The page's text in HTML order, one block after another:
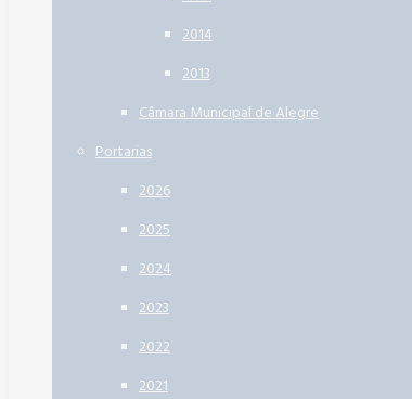
2014
2013
Câmara Municipal de Alegre
Portarias
2026
2025
2024
2023
2022
2021